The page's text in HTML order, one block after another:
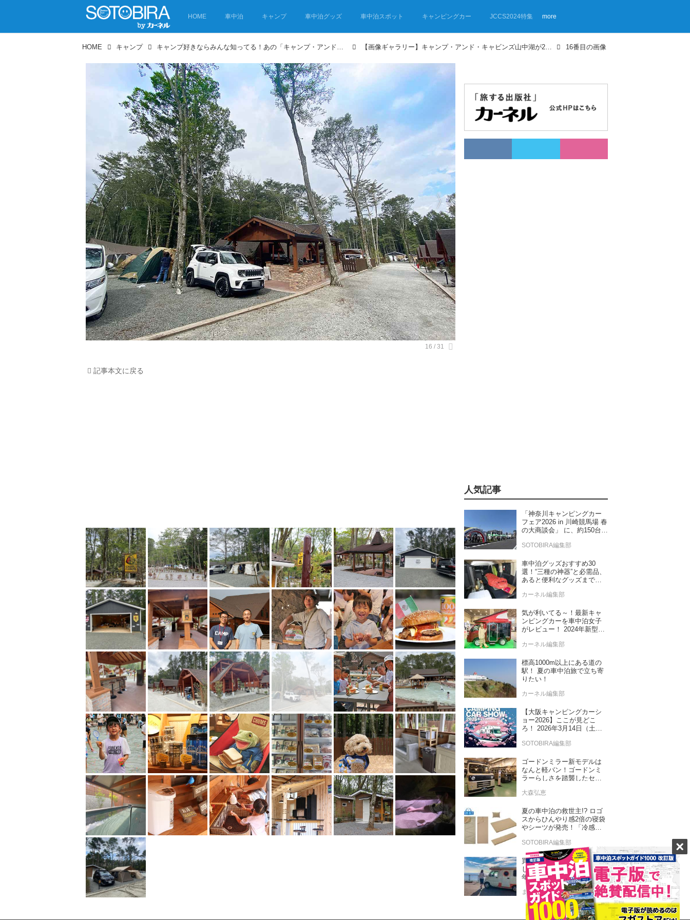
HOME 車中泊 キャンプ 車中泊グッズ 車中泊スポット キャンピングカー JCCS2024特集 more
HOME キャンプ キャンプ好きならみんな知ってる！あの「キャンプ・アンド・キャビンズ」が山中湖に誕生！ 【画像ギャラリー】キャンプ・アンド・キャビンズ山中湖が2023年9月にオープン！ 16番目の画像
記事本文に戻る
人気記事
「神奈川キャンピングカー
フェア2026 in 川崎競馬場 春
の大商談会」 に、約150台の
SOTOBIRA編集部
車中泊グッズおすすめ30
選！“三種の神器”と必需品、
あると便利なグッズまで車
カーネル編集部
気が利いてる～！最新キャ
ンピングカーを車中泊女子
がレビュー！ 2024年新型モ
カーネル編集部
標高1000m以上にある道の
駅！ 夏の車中泊旅で立ち寄
りたい！
カーネル編集部
【大阪キャンピングカーシ
ョー2026】ここが見どこ
ろ！ 2026年3月14日（土）
大阪
SOTOBIRA編集部
ゴードンミラー新モデルは
なんと軽バン！ゴードンミ
ラーらしさを踏襲したセン
売！
大森弘恵
夏の車中泊の救世主!? ロゴ
スからひんやり感2倍の寝袋
やシーツが発売！「冷感・
SOTOBIRA編集部
買ってよかった？テントむ
し 軽キャンピングカーに5
年乗ってわかったメリット
とデメリット
まるなな
最高級の車中泊を提供する
「ハイグレードキャンピン